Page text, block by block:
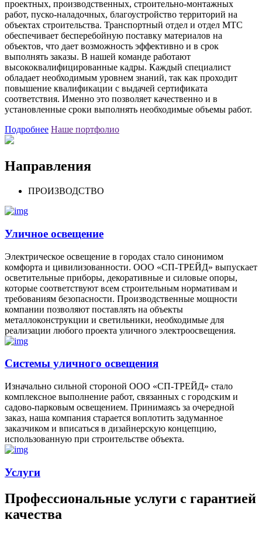
проектных, производственных, строительно-монтажных
работ, пуско-наладочных, благоустройство территорий на
объектах строительства. Транспортный отдел и отдел МТС
обеспечивает бесперебойную поставку материалов на
объектов, что дает возможность эффективно и в срок
выполнять заказы. В нашей команде работают
высококвалифицированные кадры. Каждый специалист
обладает необходимым уровнем знаний, так как проходит
повышение квалификации с выдачей сертификата
соответствия. Именно это позволяет качественно и в
установленные сроки выполнять необходимые объемы работ.
Подробнее Наше портфолио
Направления
ПРОИЗВОДСТВО
Уличное освещение
Электрическое освещение в городах стало синонимом
комфорта и цивилизованности. ООО «СП-ТРЕЙД» выпускает
осветительные приборы, декоративные и силовые опоры,
которые соответствуют всем строительным нормативам и
требованиям безопасности. Производственные мощности
компании позволяют поставлять на объекты
металлоконструкции и светильники, необходимые для
реализации любого проекта уличного электроосвещения.
Системы уличного освещения
Изначально сильной стороной ООО «СП-ТРЕЙД» стало
комплексное выполнение работ, связанных с городским и
садово-парковым освещением. Принимаясь за очередной
заказ, наша компания старается воплотить задуманное
заказчиком и вписаться в дизайнерскую концепцию,
использованную при строительстве объекта.
Услуги
Профессиональные услуги с гарантией
качества